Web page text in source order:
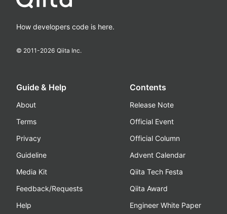
How developers code is here.
© 2011-2026 Qiita Inc.
Guide & Help
About
Terms
Privacy
Guideline
Media Kit
Feedback/Requests
Help
Contents
Release Note
Official Event
Official Column
Advent Calendar
Qiita Tech Festa
Qiita Award
Engineer White Paper